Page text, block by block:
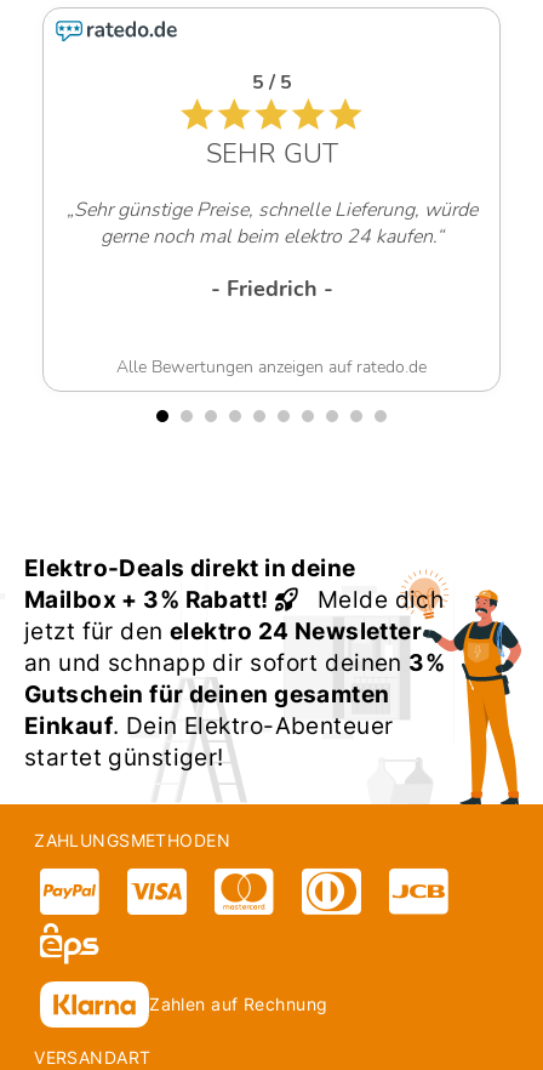
5 / 5
SEHR GUT
„Sehr günstige Preise, schnelle Lieferung, würde
gerne noch mal beim elektro 24 kaufen.“
- Friedrich -
Alle Bewertungen anzeigen auf ratedo.de
Elektro-Deals direkt in deine
Mailbox + 3% Rabatt!
Melde dich
jetzt für denelektro 24 Newsletter
an und schnapp dir sofort deinen 3%
Gutschein für deinen gesamten
Einkauf. Dein Elektro-Abenteuer
startet günstiger!
ZAHLUNGSMETHODEN
Zahlen auf Rechnung
VERSANDART